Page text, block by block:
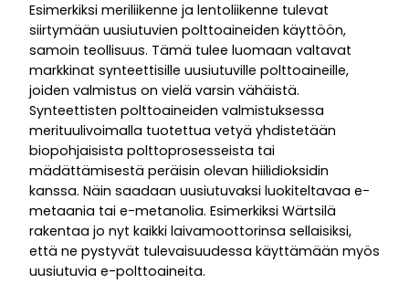
Esimerkiksi meriliikenne ja lentoliikenne tulevat
siirtymään uusiutuvien polttoaineiden käyttöön,
samoin teollisuus. Tämä tulee luomaan valtavat
markkinat synteettisille uusiutuville polttoaineille,
joiden valmistus on vielä varsin vähäistä.
Synteettisten polttoaineiden valmistuksessa
merituulivoimalla tuotettua vetyä yhdistetään
biopohjaisista polttoprosesseista tai
mädättämisestä peräisin olevan hiilidioksidin
kanssa. Näin saadaan uusiutuvaksi luokiteltavaa e-
metaania tai e-metanolia. Esimerkiksi Wärtsilä
rakentaa jo nyt kaikki laivamoottorinsa sellaisiksi,
että ne pystyvät tulevaisuudessa käyttämään myös
uusiutuvia e-polttoaineita.